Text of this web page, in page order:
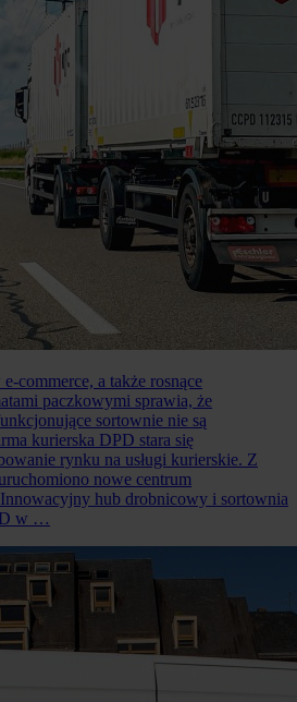
commerce, a także rosnące
paczkowymi sprawia, że
sortownie nie są
kurierska DPD stara się
rynku na usługi kurierskie. Z
nowe centrum
hub drobnicowy i sortownia
w …